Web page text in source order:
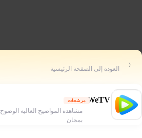
العودة إلى الصفحة الرئيسية
WeTV مرشحات
مشاهدة المواضيح العالية الوضوح
بمجان